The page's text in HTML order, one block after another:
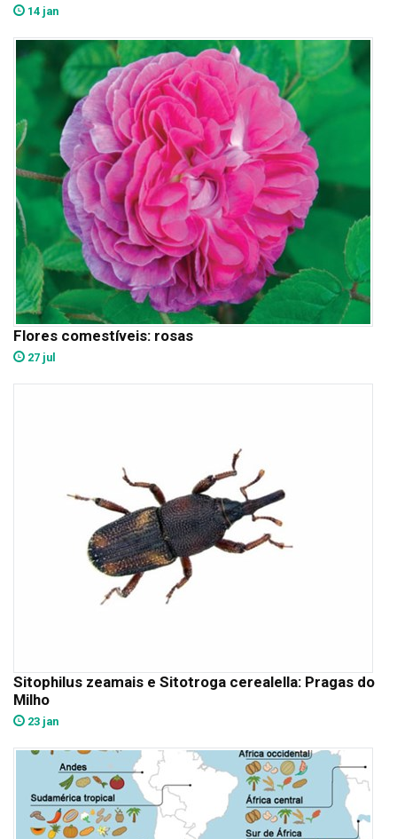
14 jan
Flores comestíveis: rosas
27 jul
Sitophilus zeamais e Sitotroga cerealella: Pragas do
Milho
23 jan